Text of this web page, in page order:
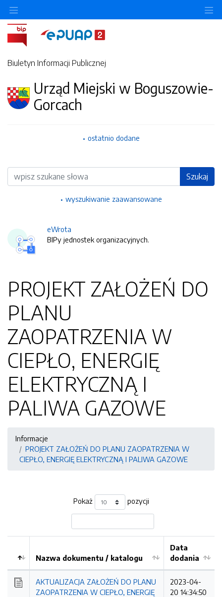
Biuletyn Informacji Publicznej
Urząd Miejski w Boguszowie-
Gorcach
ostatnio dodane
Wyszukiwarka Szukaj
wyszukiwanie zaawansowane
eWrota
BIPy jednostek organizacyjnych.
PROJEKT ZAŁOŻEŃ DO
PLANU
ZAOPATRZENIA W
CIEPŁO, ENERGIĘ
ELEKTRYCZNĄ I
PALIWA GAZOWE
Informacje
PROJEKT ZAŁOŻEŃ DO PLANU ZAOPATRZENIA W
CIEPŁO, ENERGIĘ ELEKTRYCZNĄ I PALIWA GAZOWE
Pokaż pozycji
Kolejność
Nazwa dokumentu / katalogu
Data
dodania
AKTUALIZACJA ZAŁOŻEŃ DO PLANU
ZAOPATRZENIA W CIEPŁO, ENERGIĘ
2023-04-
20 14:34:50